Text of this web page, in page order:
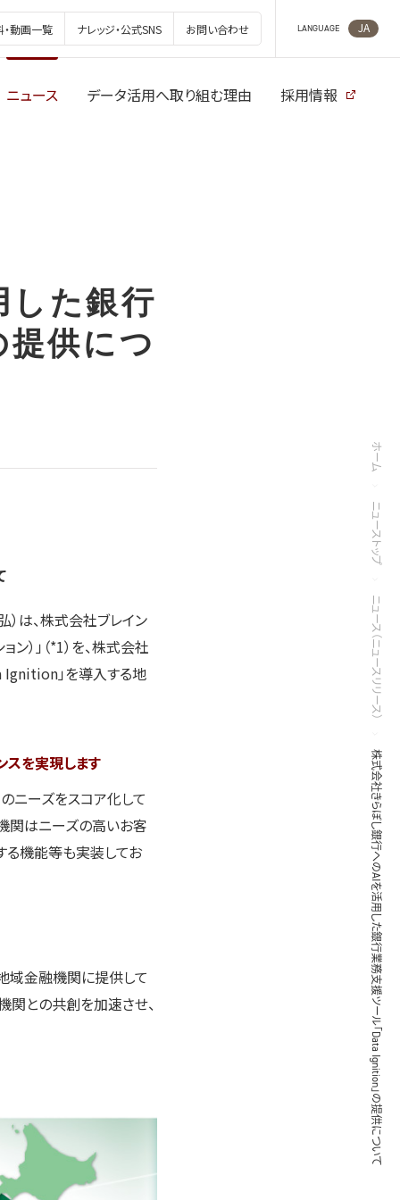
動画一覧 ナレッジ・公式SNS お問い合わせ LANGUAGE JA
ニュース データ活用へ取り組む理由 採用情報
した銀行
供につ
ホーム
ニューストップ
ニュース（ニュースリリース）
株式会社きらぼし銀行へのAIを活用した銀行業務支援ツール「Data Ignition」の提供について
は、株式会社ブレイン
）」（*1）を、株式会社
Ignition」を導入する地
スを実現します
ニーズをスコア化して
関はニーズの高いお客
る機能等も実装してお
域金融機関に提供して
関との共創を加速させ、